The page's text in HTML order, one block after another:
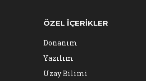
ÖZEL İÇERIKLER
Donanım
Yazılım
Uzay Bilimi